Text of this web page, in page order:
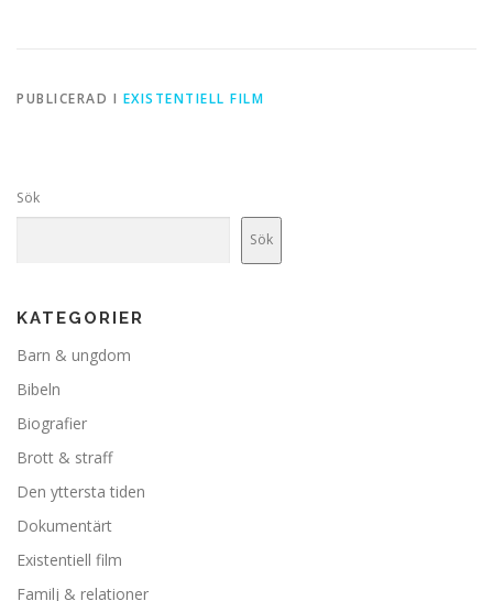
PUBLICERAD I EXISTENTIELL FILM
Sök
Sök
KATEGORIER
Barn & ungdom
Bibeln
Biografier
Brott & straff
Den yttersta tiden
Dokumentärt
Existentiell film
Familj & relationer